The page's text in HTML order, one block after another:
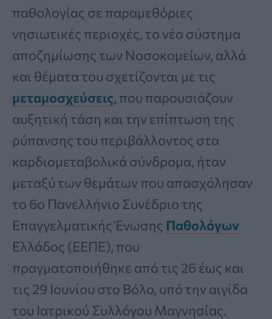
παθολογίας σε παραμεθόριες
νησιωτικές περιοχές, το νέο σύστημα
αποζημίωσης των Νοσοκομείων, αλλά
και θέματα του σχετίζονται με τις
μεταμοσχεύσεις, που παρουσιάζουν
αυξητική τάση και την επίπτωση της
ρύπανσης του περιβάλλοντος στα
καρδιομεταβολικά σύνδρομα, ήταν
μεταξύ των θεμάτων που απασχόλησαν
το 6ο Πανελλήνιο Συνέδριο της
Επαγγελματικής Ένωσης Παθολόγων
Ελλάδος (ΕΕΠΕ), που
πραγματοποιήθηκε από τις 26 έως και
τις 29 Ιουνίου στο Βόλο, υπό την αιγίδα
του Ιατρικού Συλλόγου Μαγνησίας.